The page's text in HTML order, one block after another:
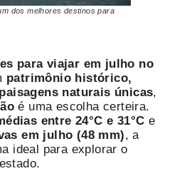
dos melhores destinos para
para viajar em julho no
patrimônio histórico,
naturais únicas,
é uma escolha certeira.
entre 24°C e 31°C e
em julho (48 mm), a
ideal para explorar o